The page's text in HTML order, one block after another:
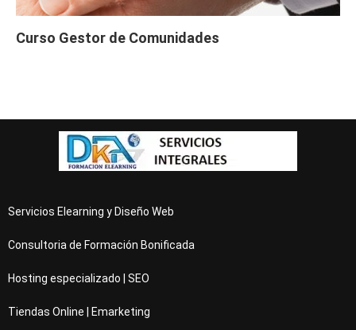
Curso Gestor de Comunidades
Servicios Elearning y Diseño Web
Consultoria de Formación Bonificada
Hosting especializado | SEO
Tiendas Online | Emarketing